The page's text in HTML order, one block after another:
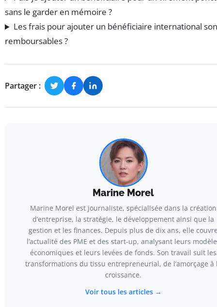
sans le garder en mémoire ?
Les frais pour ajouter un bénéficiaire international
remboursables ?
Partager :
Marine Morel
Marine Morel est journaliste, spécialisée dans la création
d’entreprise, la stratégie, le développement ainsi que la
gestion et les finances. Depuis plus de dix ans, elle
l’actualité des PME et des start-up, analysant leurs
économiques et leurs levées de fonds. Son travail suit les
transformations du tissu entrepreneurial, de l’amorçage à
croissance.
Voir tous les articles →